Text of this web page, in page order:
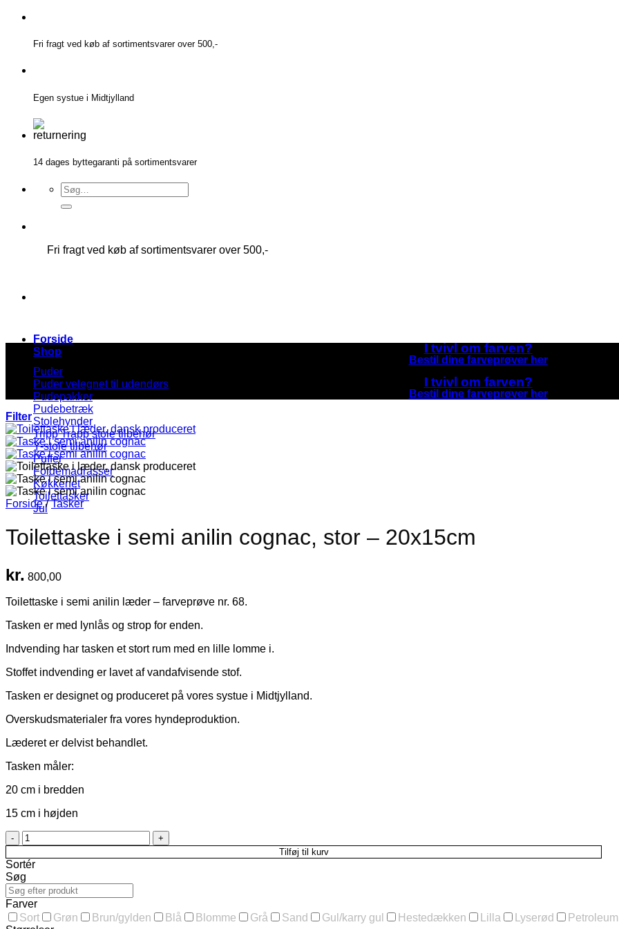
Fortsæt
indholdFri fragt ved køb af sortimentsvarer over 500,-
Egen systue i Midtjylland
14 dages byttegaranti på sortimentsvarer
Søg
efter:
Fri fragt ved køb af sortimentsvarer over 500,-
Forside
Shop
Puder
Puder velegnet til udendørs
Pudepakker
Pudebetræk
Stolehynder
Tripp Trapp stole tilbehør
Y-stole tilbehør
Puffer
Foldemadrasser
Køkkenet
Toilettasker
Jul
I tvivl om farven?
Bestil dine farveprøver her
I tvivl om farven?
Bestil dine farveprøver her
Filter
Forside / Tasker
Toilettaske i semi anilin cognac, stor – 20x15cm
kr. 800,00
Toilettaske i semi anilin læder – farveprøve nr. 68.
Tasken er med lynlås og strop for enden.
Indvending har tasken et stort rum med en lille lomme i.
Stoffet indvending er lavet af vandafvisende stof.
Tasken er designet og produceret på vores systue i Midtjylland.
Overskudsmaterialer fra vores hyndeproduktion.
Læderet er delvist behandlet.
Tasken måler:
20 cm i bredden
15 cm i højden
Toilettaske
i
semi
anilin
cognac,
stor
-
20x15cm
Tilføj til kurv
Sortér
Søg
Farver
Sort
Grøn Brun/gylden Blå Blomme Grå Sand Gul/karry gul Hestedækken Lilla Lyserød
Petroleum